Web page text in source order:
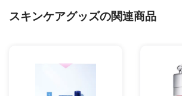
スキンケアグッズの関連商品